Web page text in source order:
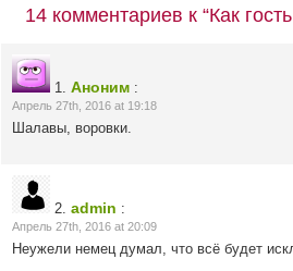
14 комментариев к “Как
1. Аноним :
Апрель 27th, 2016 at 19:18
Шалавы, воровки.
2. admin :
Апрель 27th, 2016 at 20:09
Неужели немец думал, что всё будет